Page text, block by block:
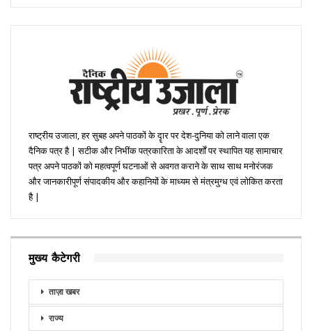
राष्ट्रीय उजाला, हर सुबह अपने पाठकों के दॄार पर देश-दुनिया को लाने वाला एक
दैनिक पत्र है | सटीक और निभींक पत्रकारिता के आदर्शों पर स्थापित यह सामाचार
पत्र अपने पाठकों को महत्वपूर्ण घटनाओं से अवगत कराने के साथ साथ मनोरंजक
और जानकारीपूर्ण संपादकीय और कहानियों के माध्यम से मंत्रमुग्ध एवं लोकित करता
है |
मुख्य कैटेगरी
ताज़ा खबर
राज्य